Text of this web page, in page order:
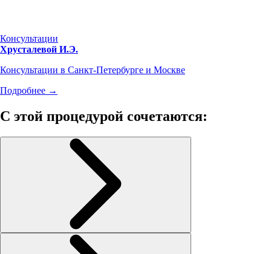
Консультации
Хрусталевой И.Э.
Консультации в Санкт-Петербурге и Москве
Подробнее →
С этой процедурой сочетаются: